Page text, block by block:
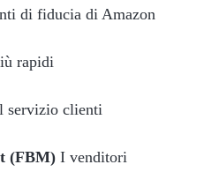
di fiducia di Amazon
rapidi
servizio clienti
(FBM) I venditori